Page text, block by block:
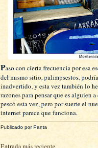
Paso con cierta frecuencia por esa
del mismo sitio, palimpsestos,
inadvertido, y esta vez también lo
razones para pensar que es alguien
pescó esta vez, pero por suerte el
internet parece que funciona.
Publicado porPanta
Entrada más reciente